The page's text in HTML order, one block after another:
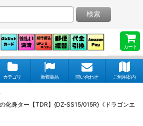
カート
検索
カテゴリ 新着商品 問い合わせ ご利用案内
化身ター【TDR】{DZ-SS15/015R}《ドラゴンエ